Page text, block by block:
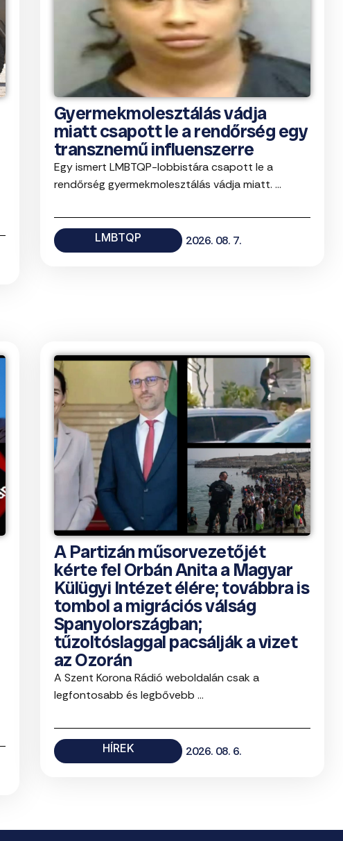
Gyermekmolesztálás vádja
miatt csapott le a rendőrség egy
transznemű influenszerre
Egy ismert LMBTQP-lobbistára csapott le a
rendőrség gyermekmolesztálás vádja miatt. ...
LMBTQP 2026. 08. 7.
A Partizán műsorvezetőjét
kérte fel Orbán Anita a Magyar
Külügyi Intézet élére; továbbra is
tombol a migrációs válság
Spanyolországban;
tűzoltóslaggal pacsálják a vizet
az Ozorán
A Szent Korona Rádió weboldalán csak a
legfontosabb és legbővebb ...
HÍREK 2026. 08. 6.